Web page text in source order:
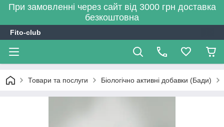
При замовленні через сайт від 3000 грн доставка
безкоштовна
Fito-club
Товари та послуги Біологічно активні добавки (Бади)